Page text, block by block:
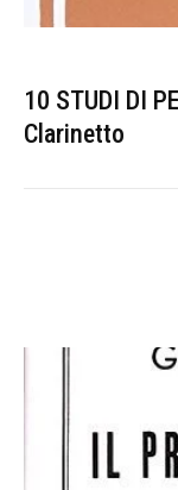
10 STUDI DI
Clarinetto